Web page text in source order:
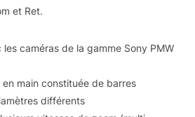
et Ret.
caméras de la gamme Sony PMW
main constituée de barres
différents